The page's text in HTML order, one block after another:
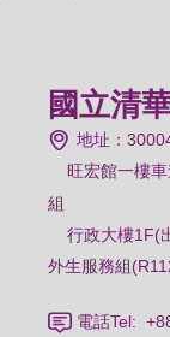
國立清
地址：
旺宏館一樓
組
行政大樓1F(
外生服務組
電話Tel: